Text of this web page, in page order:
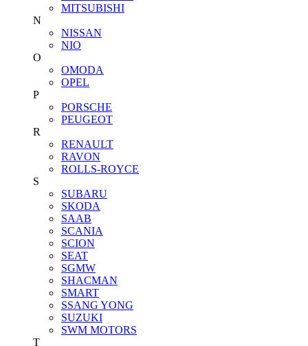
MITSUBISHI
N
NISSAN
NIO
O
OMODA
OPEL
P
PORSCHE
PEUGEOT
R
RENAULT
RAVON
ROLLS-ROYCE
S
SUBARU
SKODA
SAAB
SCANIA
SCION
SEAT
SGMW
SHACMAN
SMART
SSANG YONG
SUZUKI
SWM MOTORS
T